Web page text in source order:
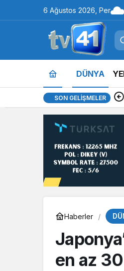
6 Ağustos 2026, Per
DÜNYA
SON GELIŞMELER
Haberler
en az